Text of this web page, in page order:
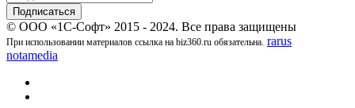
© ООО «1С-Софт» 2015 - 2024. Все права защищены
При использовании материалов ссылка на biz360.ru обязательна. rarus
notamedia